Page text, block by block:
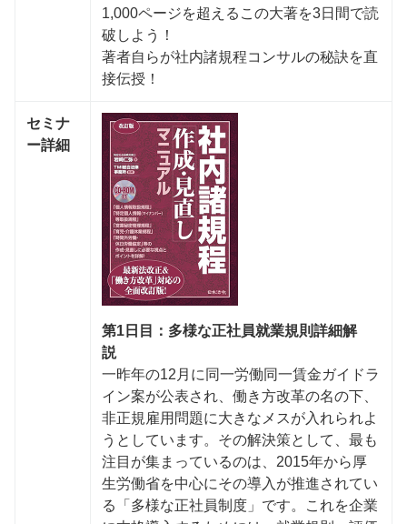
1,000ページを超えるこの大著を3日間で読
破しよう！
著者自らが社内諸規程コンサルの秘訣を直
接伝授！
セミナ
ー詳細
第1日目：多様な正社員就業規則詳細解
説
一昨年の12月に同一労働同一賃金ガイドラ
イン案が公表され、働き方改革の名の下、
非正規雇用問題に大きなメスが入れられよ
うとしています。その解決策として、最も
注目が集まっているのは、2015年から厚
生労働省を中心にその導入が推進されてい
る「多様な正社員制度」です。これを企業